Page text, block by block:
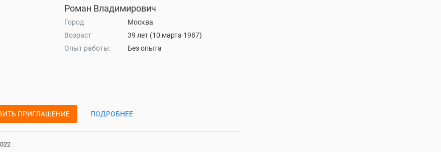
Роман Владимирович
Город
Москва
Возраст
39 лет (10 марта 1987)
Опыт работы:
Без опыта
ПРИГЛАШЕНИЕ ПОДРОБНЕЕ